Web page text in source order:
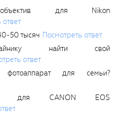
объектив для Nikon
50 тысяч Посмотреть ответ
найти свой
ответ
для семьи?
для CANON EOS